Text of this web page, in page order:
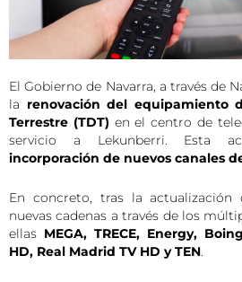
El Gobierno de Navarra, a través de
la renovación del equipamiento
Terrestre (TDT) en el centro de
servicio a Lekunberri. Esta
incorporación de nuevos canales
En concreto, tras la actualización
nuevas cadenas a través de los
ellas MEGA, TRECE, Energy,
HD, Real Madrid TV HD y TEN.